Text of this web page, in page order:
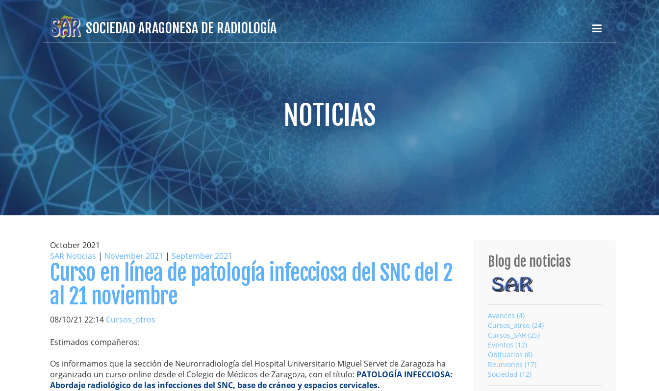
SOCIEDAD ARAGONESA DE RADIOLOGÍA
NOTICIAS
October 2021
SAR Noticias | November 2021 | September 2021
Curso en línea de patología infecciosa del SNC del 2
al 21 noviembre
08/10/21 22:14 Cursos_otros
Estimados compañeros:
Os informamos que la sección de Neurorradiología del Hospital Universitario Miguel Servet de Zaragoza ha
organizado un curso online desde el Colegio de Médicos de Zaragoza, con el título: PATOLOGÍA INFECCIOSA:
Abordaje radiológico de las infecciones del SNC, base de cráneo y espacios cervicales.
Blog de noticias
Avances (4)
Cursos_otros (24)
Cursos_SAR (25)
Eventos (12)
Obituarios (6)
Reuniones (17)
Sociedad (12)